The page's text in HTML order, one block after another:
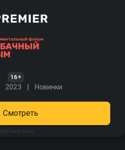
16+
2023 Новинки
Табачный дым
Смотреть